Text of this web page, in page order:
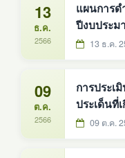
13
ธ.ค.
2566
แผนการด
ปีงบประม
13 ธ.ค.
09
ต.ค.
2566
การประเ
ประเด็นที่
09 ต.ค.